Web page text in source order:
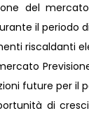
del
il periodo
riscaldanti
future per il
di